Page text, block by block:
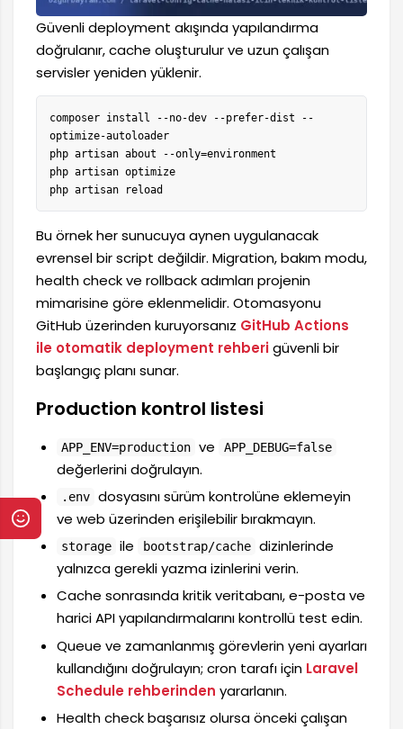
Güvenli deployment akışında yapılandırma
doğrulanır, cache oluşturulur ve uzun çalışan
servisler yeniden yüklenir.
composer install --no-dev --prefer-dist --
optimize-autoloader
php artisan about --only=environment
php artisan optimize
php artisan reload
Bu örnek her sunucuya aynen uygulanacak
evrensel bir script değildir. Migration, bakım modu,
health check ve rollback adımları projenin
mimarisine göre eklenmelidir. Otomasyonu
GitHub üzerinden kuruyorsanız GitHub Actions
ile otomatik deployment rehberigüvenli bir
başlangıç planı sunar.
Production kontrol listesi
APP_ENV=production ve APP_DEBUG=false
değerlerini doğrulayın.
.env dosyasını sürüm kontrolüne eklemeyin
ve web üzerinden erişilebilir bırakmayın.
storage ile bootstrap/cache dizinlerinde
yalnızca gerekli yazma izinlerini verin.
Cache sonrasında kritik veritabanı, e-posta ve
harici API yapılandırmalarını kontrollü test edin.
Queue ve zamanlanmış görevlerin yeni ayarları
kullandığını doğrulayın; cron tarafı için Laravel
Schedule rehberinden yararlanın.
Health check başarısız olursa önceki çalışan